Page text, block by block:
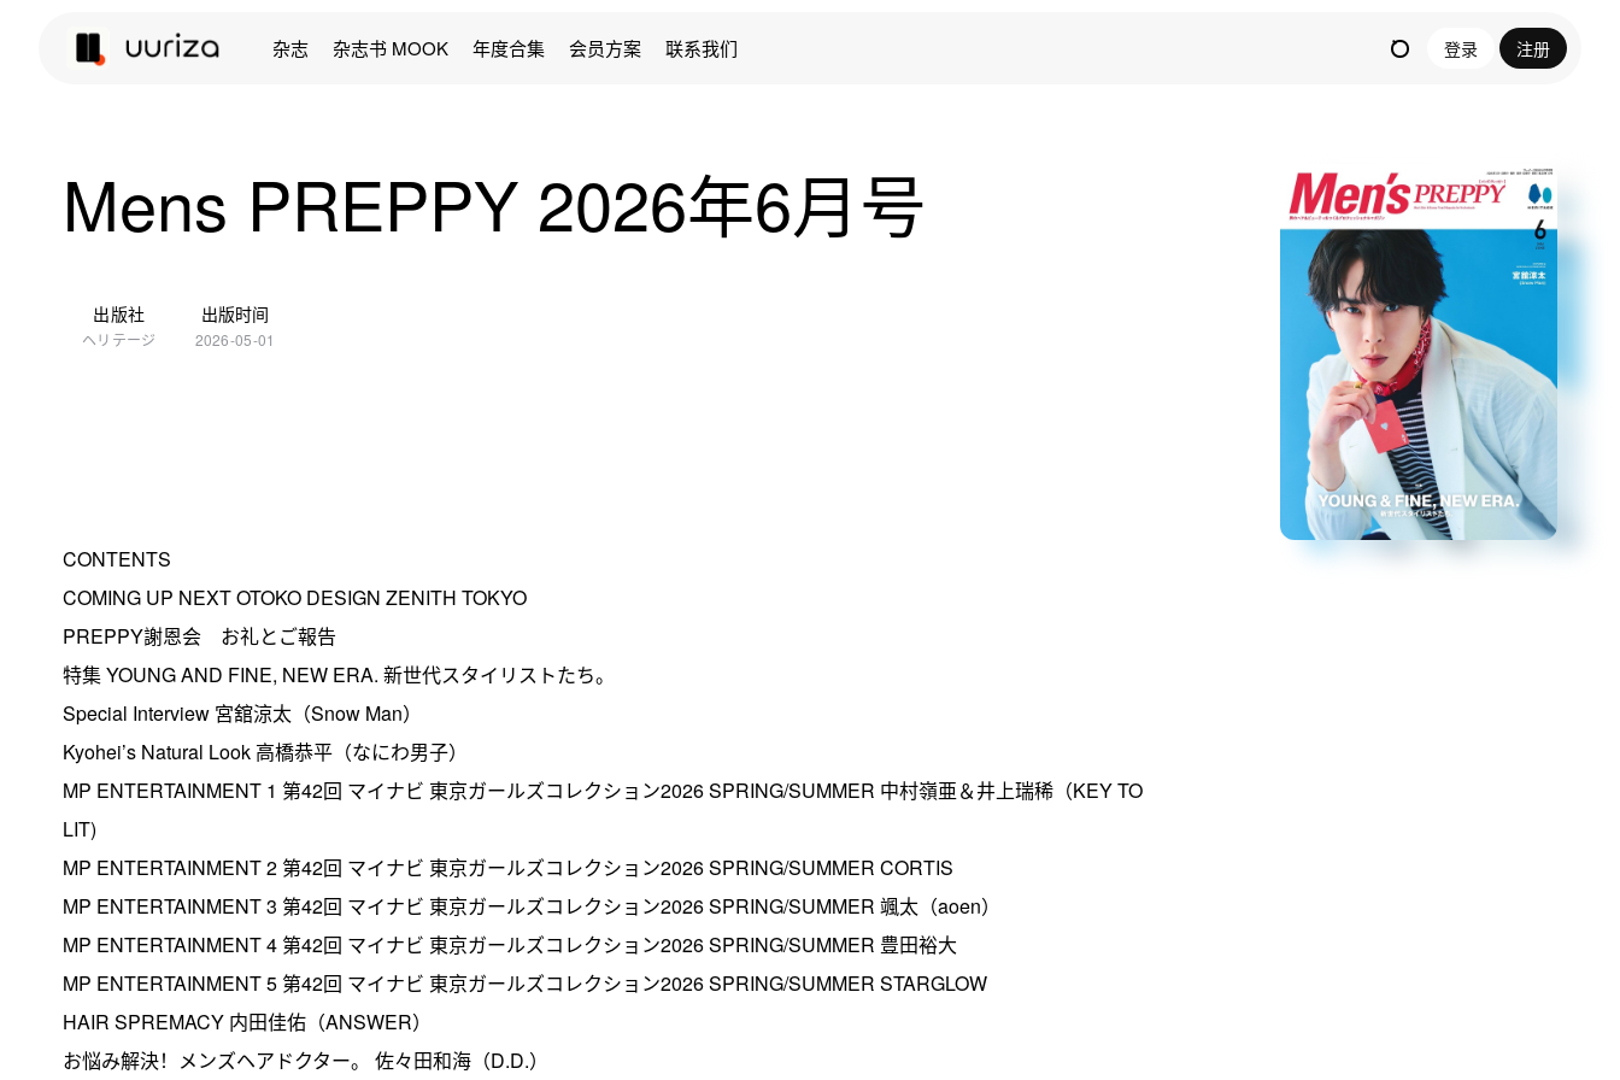
杂志 杂志书 MOOK 年度合集 会员方案 联系我们 登录 注册
Mens PREPPY 2026年6月号
出版社
ヘリテージ
出版时间
2026-05-01
CONTENTS
COMING UP NEXT OTOKO DESIGN ZENITH TOKYO
PREPPY謝恩会 お礼とご報告
特集 YOUNG AND FINE, NEW ERA. 新世代スタイリストたち。
Special Interview 宮舘涼太（Snow Man）
Kyohei’s Natural Look 高橋恭平（なにわ男子）
MP ENTERTAINMENT 1 第42回 マイナビ 東京ガールズコレクション2026 SPRING/SUMMER 中村嶺亜＆井上瑞稀（KEY TO
LIT)
MP ENTERTAINMENT 2 第42回 マイナビ 東京ガールズコレクション2026 SPRING/SUMMER CORTIS
MP ENTERTAINMENT 3 第42回 マイナビ 東京ガールズコレクション2026 SPRING/SUMMER 颯太（aoen）
MP ENTERTAINMENT 4 第42回 マイナビ 東京ガールズコレクション2026 SPRING/SUMMER 豊田裕大
MP ENTERTAINMENT 5 第42回 マイナビ 東京ガールズコレクション2026 SPRING/SUMMER STARGLOW
HAIR SPREMACY 内田佳佑（ANSWER）
お悩み解決！メンズヘアドクター。 佐々田和海（D.D.）